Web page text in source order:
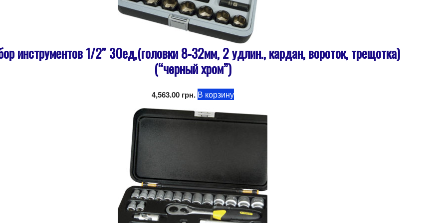
инструментов 1/2″ 30ед,(головки 8-32мм, 2 удлин., кардан, вороток, трещотка)
(“черный хром”)
4,563.00 грн. В корзину